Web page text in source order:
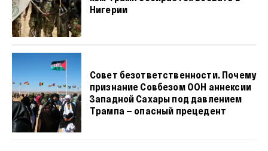
Нигерии
Совет безответственности. Почему
признание Совбезом ООН аннексии
Западной Сахары под давлением
Трампа — опасный прецедент